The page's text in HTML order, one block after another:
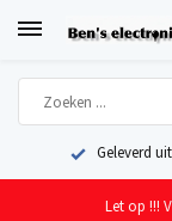
Geleverd uit
Let op !!!